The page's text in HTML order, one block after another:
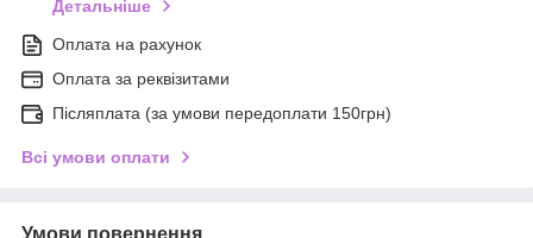
Детальніше
Оплата на рахунок
Оплата за реквізитами
Післяплата (за умови передоплати 150грн)
Всі умови оплати